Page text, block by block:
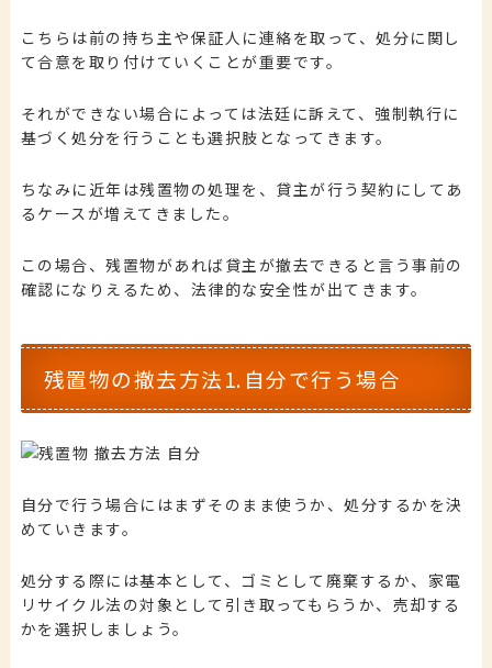
こちらは前の持ち主や保証人に連絡を取って、処分に関し
て合意を取り付けていくことが重要です。
それができない場合によっては法廷に訴えて、強制執行に
基づく処分を行うことも選択肢となってきます。
ちなみに近年は残置物の処理を、貸主が行う契約にしてあ
るケースが増えてきました。
この場合、残置物があれば貸主が撤去できると言う事前の
確認になりえるため、法律的な安全性が出てきます。
残置物の撤去方法1.自分で行う場合
自分で行う場合にはまずそのまま使うか、処分するかを決
めていきます。
処分する際には基本として、ゴミとして廃棄するか、家電
リサイクル法の対象として引き取ってもらうか、売却する
かを選択しましょう。